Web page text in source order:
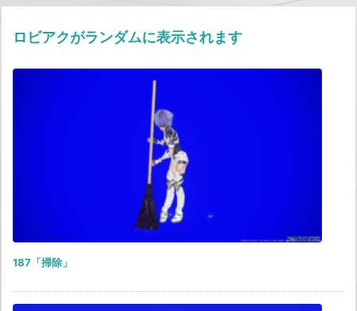
ロビアクがランダムに表示されます
187「掃除」